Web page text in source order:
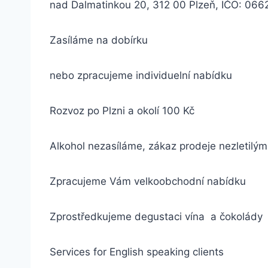
nad Dalmatinkou 20, 312 00 Plzeň, IČO:
Zasíláme na dobírku
nebo zpracujeme individuelní nabídku
Rozvoz po Plzni a okolí 100 Kč
Alkohol nezasíláme, zákaz prodeje nezletilým
Zpracujeme Vám velkoobchodní nabídku
Zprostředkujeme degustaci vína a čokolády
Services for English speaking clients